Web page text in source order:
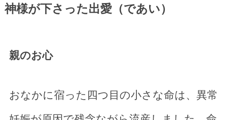
神様が下さった出愛（であい）
親のお心
おなかに宿った四つ目の小さな命は、異常